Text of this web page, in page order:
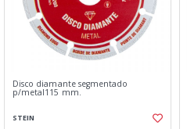
Disco diamante segmentado
p/metal115 mm.
STEIN